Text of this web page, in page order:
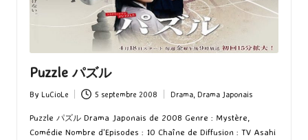
Puzzle パズル
Posted
by
By LuCioLe 5 septembre 2008
Posted
in
Drama, Drama Japonais
Puzzle パズル Drama Japonais de 2008 Genre : Mystère,
Comédie Nombre d'Episodes : 10 Chaîne de Diffusion : TV Asahi